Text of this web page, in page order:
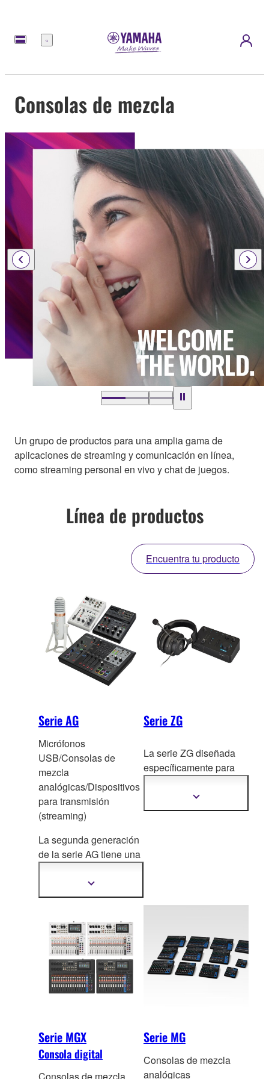
Menú
Consolas de mezcla
Un grupo de productos para una amplia gama de
aplicaciones de streaming y comunicación en línea,
como streaming personal en vivo y chat de juegos.
Línea de productos
Encuentra tu producto
Serie AG
Micrófonos
USB/Consolas de
mezcla
analógicas/Dispositivos
para transmisión
(streaming)
La segunda generación
de la serie AG tiene una
modelos para streaming
en vivo.
Mostrar
Serie ZG
La serie ZG diseñada
específicamente para
Mostrar
Serie MGX
Consola digital
Serie MG
Consolas de mezcla
analógicas